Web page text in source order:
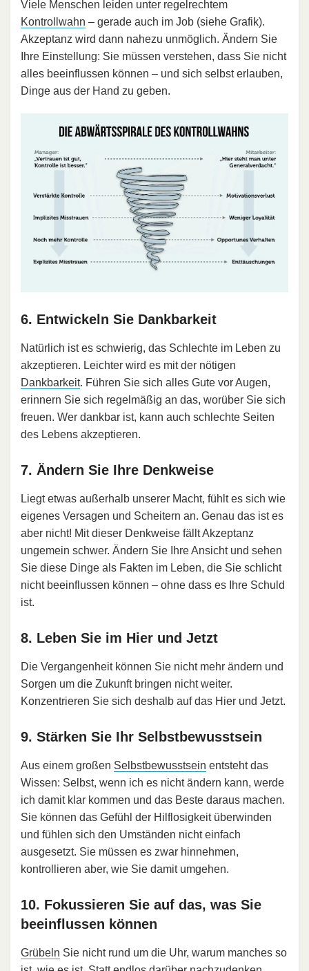
Viele Menschen leiden unter regelrechtem
Kontrollwahn – gerade auch im Job (siehe Grafik).
Akzeptanz wird dann nahezu unmöglich. Ändern Sie
Ihre Einstellung: Sie müssen verstehen, dass Sie nicht
alles beeinflussen können – und sich selbst erlauben,
Dinge aus der Hand zu geben.
6. Entwickeln Sie Dankbarkeit
Natürlich ist es schwierig, das Schlechte im Leben zu
akzeptieren. Leichter wird es mit der nötigen
Dankbarkeit. Führen Sie sich alles Gute vor Augen,
erinnern Sie sich regelmäßig an das, worüber Sie sich
freuen. Wer dankbar ist, kann auch schlechte Seiten
des Lebens akzeptieren.
7. Ändern Sie Ihre Denkweise
Liegt etwas außerhalb unserer Macht, fühlt es sich wie
eigenes Versagen und Scheitern an. Genau das ist es
aber nicht! Mit dieser Denkweise fällt Akzeptanz
ungemein schwer. Ändern Sie Ihre Ansicht und sehen
Sie diese Dinge als Fakten im Leben, die Sie schlicht
nicht beeinflussen können – ohne dass es Ihre Schuld
ist.
8. Leben Sie im Hier und Jetzt
Die Vergangenheit können Sie nicht mehr ändern und
Sorgen um die Zukunft bringen nicht weiter.
Konzentrieren Sie sich deshalb auf das Hier und Jetzt.
9. Stärken Sie Ihr Selbstbewusstsein
Aus einem großen Selbstbewusstsein entsteht das
Wissen: Selbst, wenn ich es nicht ändern kann, werde
ich damit klar kommen und das Beste daraus machen.
Sie können das Gefühl der Hilflosigkeit überwinden
und fühlen sich den Umständen nicht einfach
ausgesetzt. Sie müssen es zwar hinnehmen,
kontrollieren aber, wie Sie damit umgehen.
10. Fokussieren Sie auf das, was Sie
beeinflussen können
Grübeln Sie nicht rund um die Uhr, warum manches so